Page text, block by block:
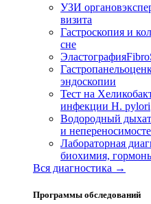
УЗИ органов
визита
Гастроскопия и
сне
Эластография
Гастропанель
эндоскопии
Тест на
инфекции H. pylori
Водородный
и
Лабораторная
биохимия,
Вся диагностика →
Программы обследований